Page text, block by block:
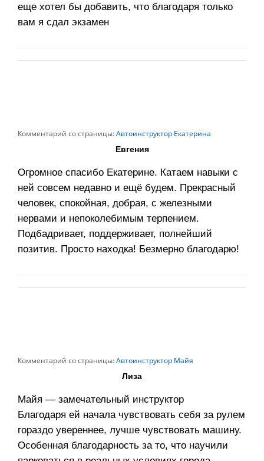
еще хотел бы добавить, что благодаря только
вам я сдал экзамен
Комментарий со страницы:Автоинструктор Екатерина
Евгения
Огромное спасибо Екатерине. Катаем навыки с
ней совсем недавно и ещё будем. Прекрасный
человек, спокойная, добрая, с железными
нервами и непоколебимым терпением.
Подбадривает, поддерживает, полнейший
позитив. Просто находка! Безмерно благодарю!
Комментарий со страницы:Автоинструктор Майя
Лиза
Майя — замечательный инструктор
Благодаря ей начала чувствовать себя за рулем
гораздо увереннее, лучше чувствовать машину.
Особенная благодарность за то, что научили